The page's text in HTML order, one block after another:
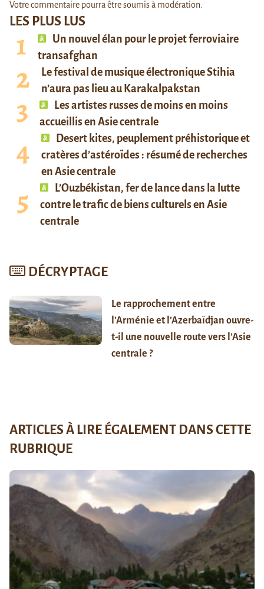
LES PLUS LUS
Un nouvel élan pour le projet ferroviaire
transafghan
Le festival de musique électronique Stihia
n’aura pas lieu au Karakalpakstan
Les artistes russes de moins en moins
accueillis en Asie centrale
Desert kites, peuplement préhistorique et
cratères d’astéroïdes : résumé de recherches
en Asie centrale
L’Ouzbékistan, fer de lance dans la lutte
contre le trafic de biens culturels en Asie
centrale
DÉCRYPTAGE
Le rapprochement entre
l’Arménie et l’Azerbaïdjan ouvre-
t-il une nouvelle route vers l’Asie
centrale ?
Votre commentaire pourra être soumis à modération.
ARTICLES À LIRE ÉGALEMENT DANS CETTE
RUBRIQUE